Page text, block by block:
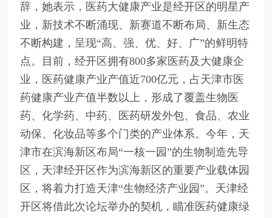
辞，她表示，医药大健康产业是经开区的明星产
业，新技术不断涌现、新赛道不断布局、新生态
不断构建，呈现“高、强、优、好、广”的鲜明特
点。目前，经开区拥有800多家医药及大健康企
业，医药健康产业产值近700亿元，占天津市医
药健康产业产值半数以上，形成了覆盖生物医
药、化学药、中药、医药研发外包、食品、农业
动保、化妆品等多个门类的产业体系。今年，天
津市在滨海新区布局“一核一园”的生物制造先导
区，天津经开区作为滨海新区的重要产业载体园
区，将着力打造天津“生物经济产业园”。天津经
开区将借此次论坛举办的契机，瞄准医药健康绿